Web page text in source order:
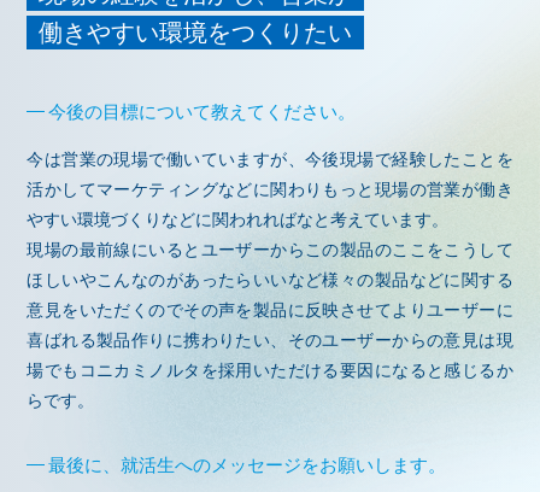
働きやすい環境をつくりたい
今後の目標について教えてください。
今は営業の現場で働いていますが、今後現場で経験したことを
活かしてマーケティングなどに関わりもっと現場の営業が働き
やすい環境づくりなどに関われればなと考えています。
現場の最前線にいるとユーザーからこの製品のここをこうして
ほしいやこんなのがあったらいいなど様々の製品などに関する
意見をいただくのでその声を製品に反映させてよりユーザーに
喜ばれる製品作りに携わりたい、そのユーザーからの意見は現
場でもコニカミノルタを採用いただける要因になると感じるか
らです。
最後に、就活生へのメッセージをお願いします。